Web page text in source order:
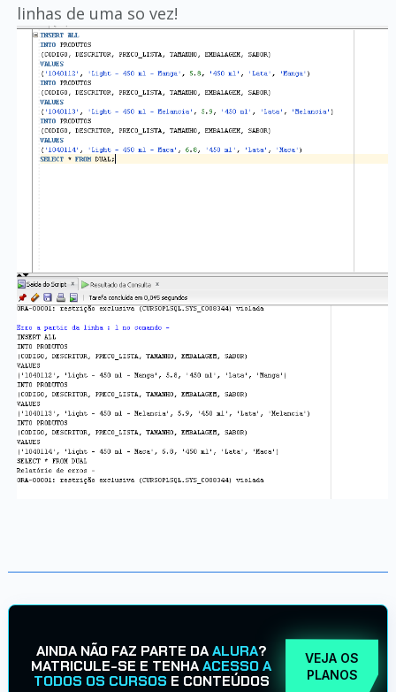
linhas de uma so vez!
AINDA NÃO FAZ PARTE DAALURA?
MATRICULE-SE E TENHAACESSO A
TODOS OS CURSOS E CONTEÚDOS
VEJA OS
PLANOS